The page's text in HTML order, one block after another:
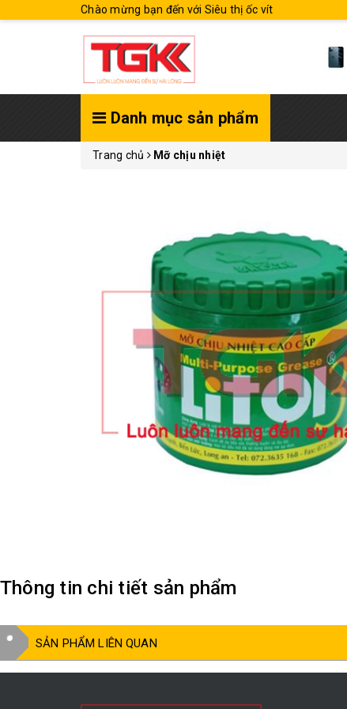
Chào mừng bạn đến với Siêu thị ốc vít
Danh mục sản phẩm
Trang chủ Mỡ chịu nhiệt
Thông tin chi tiết sản phẩm
SẢN PHẨM LIÊN QUAN